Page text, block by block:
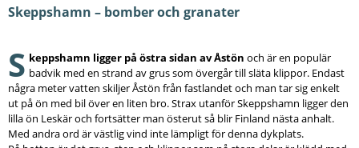
Skeppshamn – bomber och granater
S keppshamn ligger på östra sidan av Åstön och är en populär
badvik med en strand av grus som övergår till släta klippor. Endast
några meter vatten skiljer Åstön från fastlandet och man tar sig enkelt
ut på ön med bil över en liten bro. Strax utanför Skeppshamn ligger den
lilla ön Leskär och fortsätter man österut så blir Finland nästa anhalt.
Med andra ord är västlig vind inte lämpligt för denna dykplats.